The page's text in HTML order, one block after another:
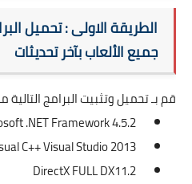
الطريقة الاولى : تحميل
جميع الألعاب بآخر تحديثات
قم بـ تحميل وتثبيت البرامج
.NET Framework 4.5.2
C++ Visual Studio 2013
DirectX FULL DX11.2